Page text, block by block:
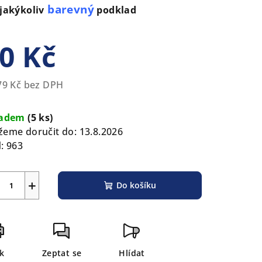
barevný podklad
Kč
Kč bez DPH
(5 ks)
doručit do: 13.8.2026
963
+ Do košíku
Zeptat se Hlídat